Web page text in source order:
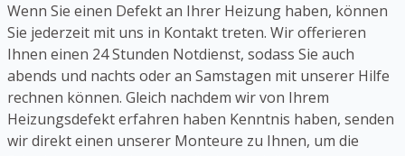
Wenn Sie einen Defekt an Ihrer Heizung haben, können
Sie jederzeit mit uns in Kontakt treten. Wir offerieren
Ihnen einen 24 Stunden Notdienst, sodass Sie auch
abends und nachts oder an Samstagen mit unserer Hilfe
rechnen können. Gleich nachdem wir von Ihrem
Heizungsdefekt erfahren haben Kenntnis haben, senden
wir direkt einen unserer Monteure zu Ihnen, um die